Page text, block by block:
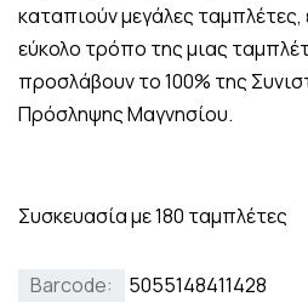
καταπιούν μεγάλες ταμπλέτες,
εύκολο τρόπο της μιας
προσλάβουν το 100% της
Πρόσληψης Μαγνησίου.
Συσκευασία με 180 ταμπλέτες
Barcode: 5055148411428